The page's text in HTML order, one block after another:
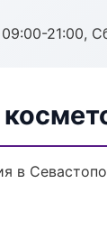
21:00,
в